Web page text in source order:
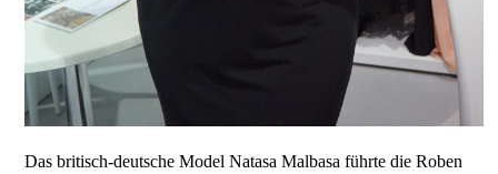
Das britisch-deutsche Model Natasa Malbasa führte die Roben